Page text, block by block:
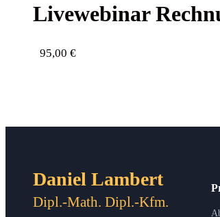
Live­web­i­nar
95,00 €
Daniel Lambert
Dipl.-Math. Dipl.-Kfm.